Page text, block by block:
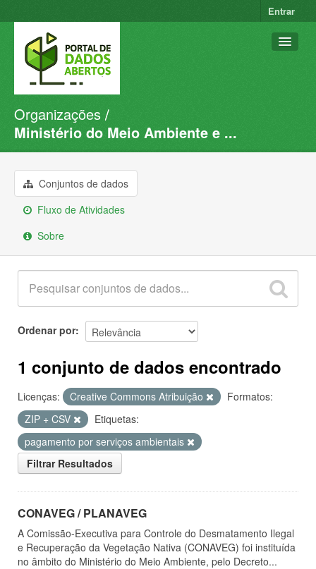
Entrar
Conjuntos de dados
Organizações
Sobre
Organizações
Ministério do Meio Ambiente e ...
Conjuntos de dados
Fluxo de Atividades
Sobre
Ordenar por
1 conjunto de dados encontrado
Licenças: Creative Commons Atribuição
Formatos:
ZIP + CSV
Etiquetas:
pagamento por serviços ambientais
Filtrar Resultados
CONAVEG / PLANAVEG
A Comissão-Executiva para Controle do Desmatamento Ilegal
e Recuperação da Vegetação Nativa (CONAVEG) foi instituída
no âmbito do Ministério do Meio Ambiente, pelo Decreto...